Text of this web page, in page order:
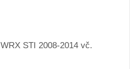
STI 2008-2014 vč.